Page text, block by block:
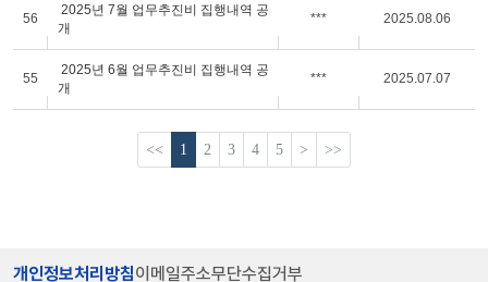
56
2025년 7월 업무추진비 집행내역 공
개
*** 2025.08.06
55
2025년 6월 업무추진비 집행내역 공
개
*** 2025.07.07
<< 1 2 3 4 5 > >>
개인정보처리방침이메일주소무단수집거부